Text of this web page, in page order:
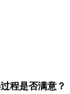
程是否满意？